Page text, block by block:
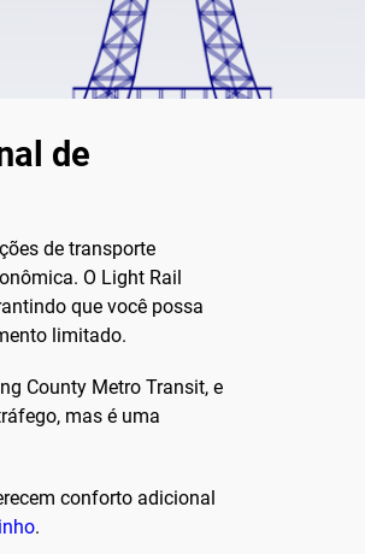
de
de transporte
O Light Rail
que você possa
limitado.
County Metro Transit, e
mas é uma
conforto adicional
.